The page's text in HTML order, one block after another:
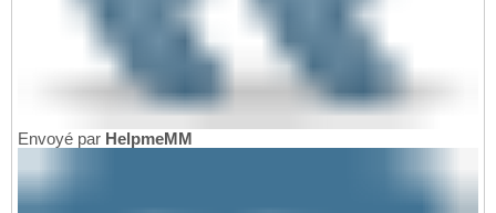
Envoyé par HelpmeMM